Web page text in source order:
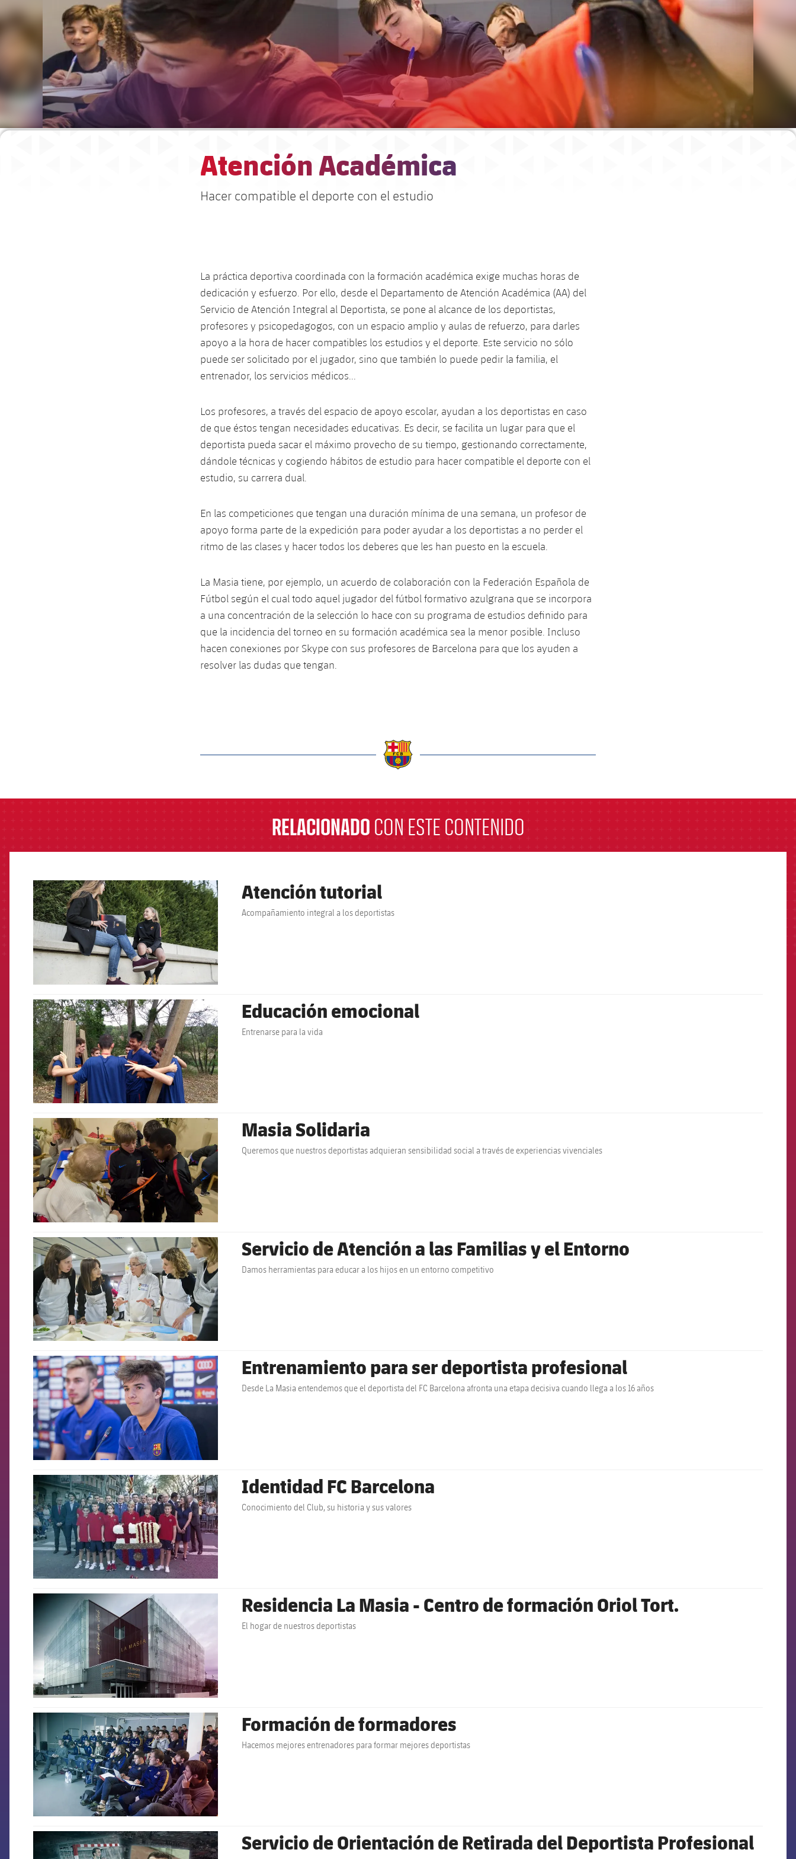
Atención Académica
Hacer compatible el deporte con el estudio
La práctica deportiva coordinada con la formación académica exige muchas horas de
dedicación y esfuerzo. Por ello, desde el Departamento de Atención Académica (AA) del
Servicio de Atención Integral al Deportista, se pone al alcance de los deportistas,
profesores y psicopedagogos, con un espacio amplio y aulas de refuerzo, para darles
apoyo a la hora de hacer compatibles los estudios y el deporte. Este servicio no sólo
puede ser solicitado por el jugador, sino que también lo puede pedir la familia, el
entrenador, los servicios médicos...
Los profesores, a través del espacio de apoyo escolar, ayudan a los deportistas en caso
de que éstos tengan necesidades educativas. Es decir, se facilita un lugar para que el
deportista pueda sacar el máximo provecho de su tiempo, gestionando correctamente,
dándole técnicas y cogiendo hábitos de estudio para hacer compatible el deporte con el
estudio, su carrera dual.
En las competiciones que tengan una duración mínima de una semana, un profesor de
apoyo forma parte de la expedición para poder ayudar a los deportistas a no perder el
ritmo de las clases y hacer todos los deberes que les han puesto en la escuela.
La Masia tiene, por ejemplo, un acuerdo de colaboración con la Federación Española de
Fútbol según el cual todo aquel jugador del fútbol formativo azulgrana que se incorpora
a una concentración de la selección lo hace con su programa de estudios definido para
que la incidencia del torneo en su formación académica sea la menor posible. Incluso
hacen conexiones por Skype con sus profesores de Barcelona para que los ayuden a
resolver las dudas que tengan.
RELACIONADO CON ESTE CONTENIDO
FCB Barcelona badge Atención tutorial
Acompañamiento integral a los deportistas
FCB Barcelona badge Educación emocional
Entrenarse para la vida
FCB Barcelona badge Masia Solidaria
Queremos que nuestros deportistas adquieran sensibilidad social a través de experiencias vivenciales
FCB Barcelona badge Servicio de Atención a las Familias y el Entorno
Damos herramientas para educar a los hijos en un entorno competitivo
FCB Barcelona badge Entrenamiento para ser deportista profesional
Desde La Masia entendemos que el deportista del FC Barcelona afronta una etapa decisiva cuando llega a los 16 años
FCB Barcelona badge Identidad FC Barcelona
Conocimiento del Club, su historia y sus valores
FCB Barcelona badge Residencia La Masia - Centro de formación Oriol Tort.
El hogar de nuestros deportistas
FCB Barcelona badge Formación de formadores
Hacemos mejores entrenadores para formar mejores deportistas
FCB Barcelona badge Servicio de Orientación de Retirada del Deportista Profesional